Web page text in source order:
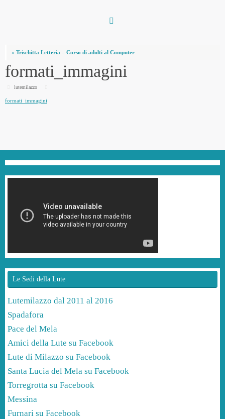
« Trischitta Letteria – Corso di adulti al Computer
formati_immagini
lutemilazzo
formati_immagini
Le Sedi della Lute
Lutemilazzo dal 2011 al 2016
Spadafora
Pace del Mela
Amici della Lute su Facebook
Lute di Milazzo su Facebook
Santa Lucia del Mela su Facebook
Torregrotta su Facebook
Messina
Furnari su Facebook